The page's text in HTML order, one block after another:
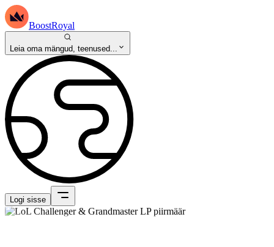
BoostRoyal
Leia oma mängud, teenused...
Logi sisse